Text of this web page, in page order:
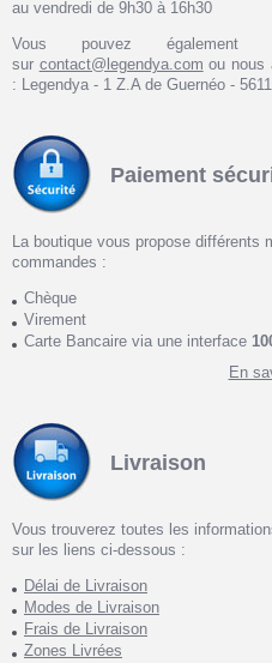
au vendredi de 9h30 à 16h30
Vous pouvez
sur contact@legendya.com ou nous
: Legendya - 1 Z.A de Guernéo -
Paiement
La boutique vous propose différents
commandes :
Chèque
Virement
Carte Bancaire via une interface
En
Livraison
Vous trouverez toutes les
sur les liens ci-dessous :
Délai de Livraison
Modes de Livraison
Frais de Livraison
Zones Livrées